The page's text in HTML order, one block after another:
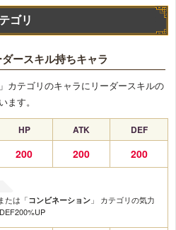
ゴリ
ースキル持ちキャラ
」カテゴリのキャラにリーダースキルの
す。
HP ATK DEF
200 200 200
たは「コンビネーション 」 カテゴリの気力